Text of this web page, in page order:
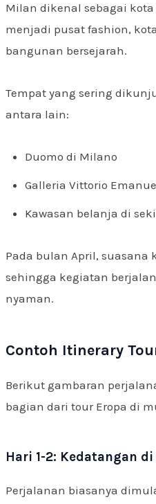
Milan dikenal sebagai
menjadi pusat fashion,
bangunan bersejarah.
Tempat yang sering
antara lain:
Duomo di Milano
Galleria Vittorio
Kawasan belanja di
Pada bulan April,
sehingga kegiatan
nyaman.
Contoh Itinerary
Berikut gambaran
bagian dari tour Eropa di
Hari 1-2: Kedatangan
Perjalanan biasanya